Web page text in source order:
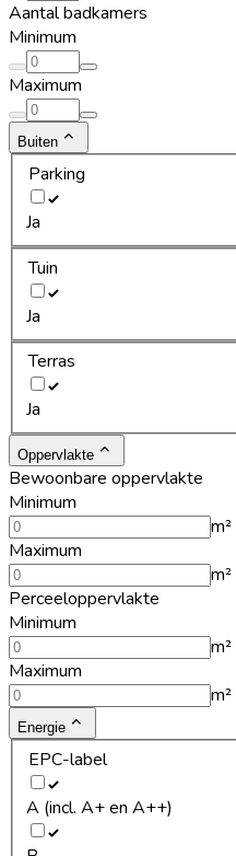
Aantal badkamers
Minimum
Maximum
Buiten
Parking
Ja
Tuin
Ja
Terras
Ja
Oppervlakte
Bewoonbare oppervlakte
Minimum
m²
Maximum
m²
Perceeloppervlakte
Minimum
m²
Maximum
m²
Energie
EPC-label
A (incl. A+ en A++)